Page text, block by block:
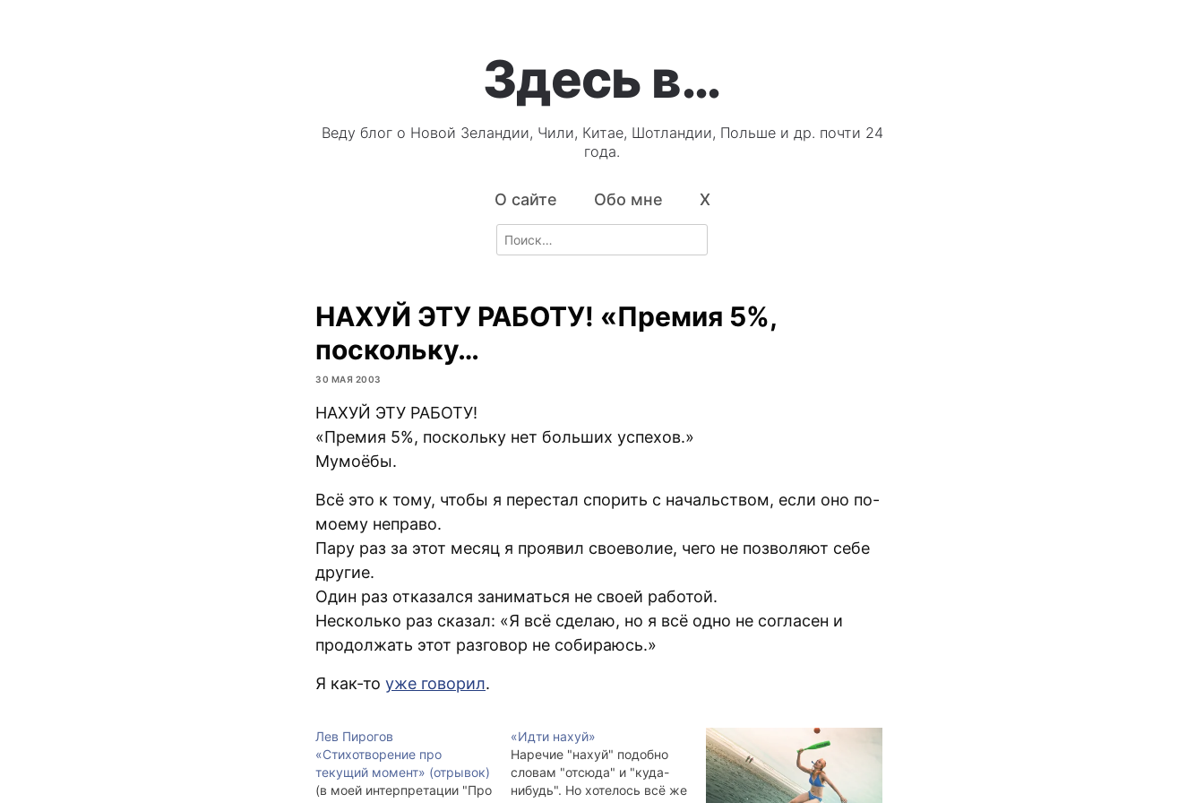
Здесь в…
Веду блог о Новой Зеландии, Чили, Китае, Шотландии, Польше и др. почти 24
года.
О сайте Обо мне X
Search
for:
НАХУЙ ЭТУ РАБОТУ! «Премия 5%,
поскольку…
30 МАЯ 2003
НАХУЙ ЭТУ РАБОТУ!
«Премия 5%, поскольку нет больших успехов.»
Мумоёбы.
Всё это к тому, чтобы я перестал спорить с начальством, если оно по-
моему неправо.
Пару раз за этот месяц я проявил своеволие, чего не позволяют себе
другие.
Один раз отказался заниматься не своей работой.
Несколько раз сказал: «Я всё сделаю, но я всё одно не согласен и
продолжать этот разговор не собираюсь.»
Я как-то уже говорил.
Лев Пирогов
«Стихотворение про
текущий момент» (отрывок)
(в моей интерпретации "Про
«Идти нахуй»
Наречие "нахуй" подобно
словам "отсюда" и "куда-
нибудь". Но хотелось всё же